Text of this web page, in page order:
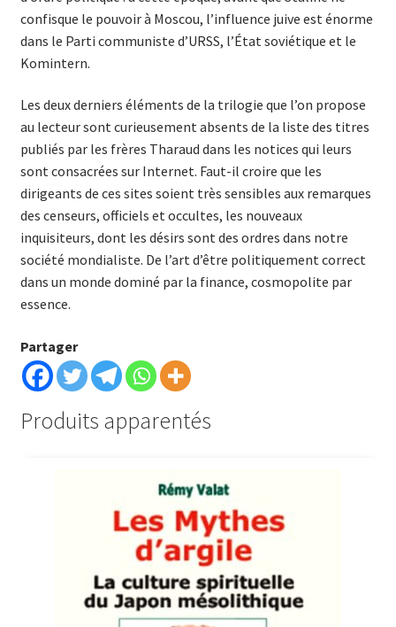
confisque le pouvoir à Moscou, l’influence juive est énorme
dans le Parti communiste d’URSS, l’État soviétique et le
Komintern.
Les deux derniers éléments de la trilogie que l’on propose
au lecteur sont curieusement absents de la liste des titres
publiés par les frères Tharaud dans les notices qui leurs
sont consacrées sur Internet. Faut-il croire que les
dirigeants de ces sites soient très sensibles aux remarques
des censeurs, officiels et occultes, les nouveaux
inquisiteurs, dont les désirs sont des ordres dans notre
société mondialiste. De l’art d’être politiquement correct
dans un monde dominé par la finance, cosmopolite par
essence.
Partager
Produits apparentés